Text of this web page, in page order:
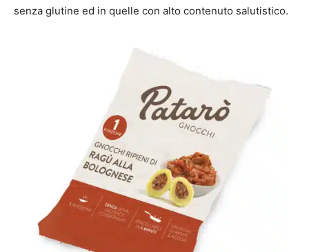
senza glutine ed in quelle con alto contenuto salutistico.